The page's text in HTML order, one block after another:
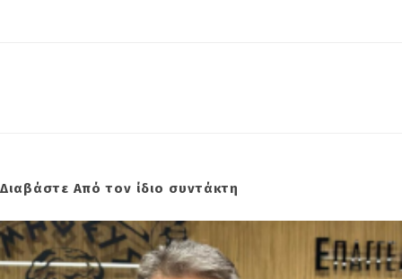
Διαβάστε Από τον ίδιο συντάκτη